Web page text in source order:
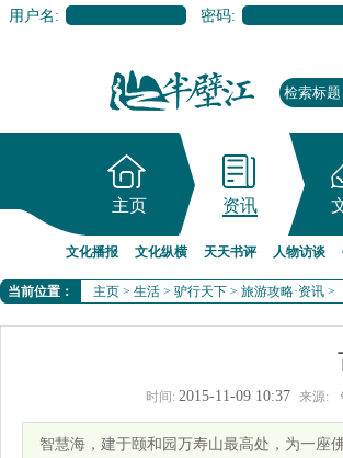
用户名: 密码:
主页 资讯
文化播报 文化纵横 天天书评 人物访谈
当前位置： 主页 > 生活 > 驴行天下 > 旅游攻略·资讯 >
时间: 2015-11-09 10:37 来源:
智慧海，建于颐和园万寿山最高处，为一座